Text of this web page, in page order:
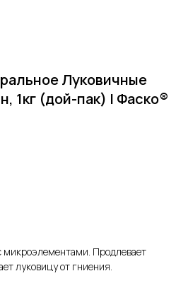
Луковичные
1кг (дой-пак) | Фаско®
микроэлементами. Продлевает
луковицу от гниения.